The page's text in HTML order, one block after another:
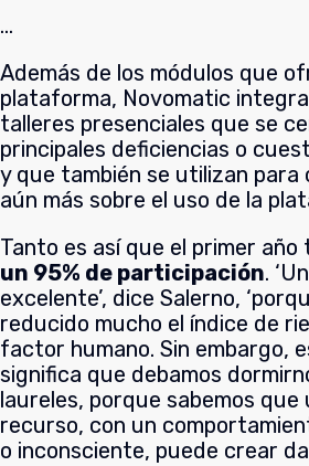
…
Además de los módulos que
plataforma, Novomatic
talleres presenciales que se
principales deficiencias o
y que también se utilizan para
aún más sobre el uso de la
Tanto es así que el primer año
un 95% de participación.
excelente’, dice Salerno,
reducido mucho el índice de
factor humano. Sin embargo,
significa que debamos
laureles, porque sabemos que
recurso, con un
o inconsciente, puede crear